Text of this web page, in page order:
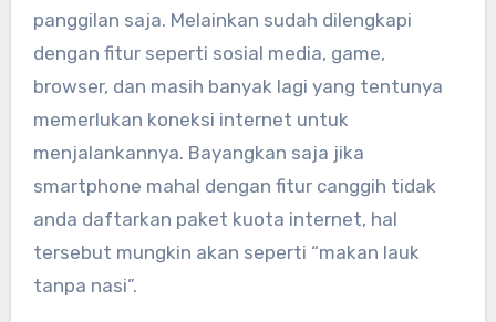
panggilan saja. Melainkan sudah dilengkapi
dengan fitur seperti sosial media, game,
browser, dan masih banyak lagi yang tentunya
memerlukan koneksi internet untuk
menjalankannya. Bayangkan saja jika
smartphone mahal dengan fitur canggih tidak
anda daftarkan paket kuota internet, hal
tersebut mungkin akan seperti “makan lauk
tanpa nasi”.